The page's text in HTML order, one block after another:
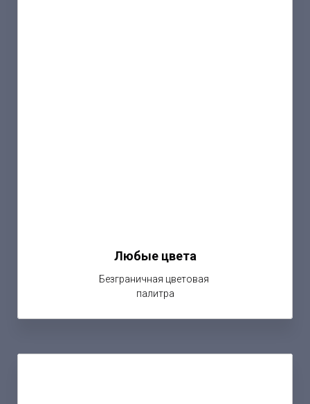
Любые цвета
Безграничная цветовая
палитра